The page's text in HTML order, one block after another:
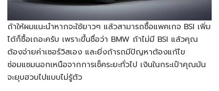
ถ้าให้ผมแนะนำหากจะใช้ยาวๆ แล้วสามารถซื้อแพคเกจ BSI เพิ่ม
ได้ก็ซื้อเถอะครับ เพราะขึ้นชื่อว่า BMW ถ้าไม่มี BSI แล้วคุณ
ต้องจ่ายค่าเซอร์วิสเอง และยิ่งถ้ารถมีปัญหาต้องแก้ไข
ซ่อมแซมนอกเหนือจากการเช็คระยะทั่วไป เงินในกระเป๋าคุณมัน
จะยุบฮวบไปแบบไม่รู้ตัว